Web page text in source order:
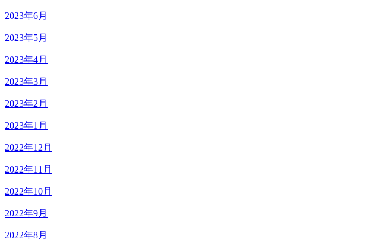
2023年6月
2023年5月
2023年4月
2023年3月
2023年2月
2023年1月
2022年12月
2022年11月
2022年10月
2022年9月
2022年8月